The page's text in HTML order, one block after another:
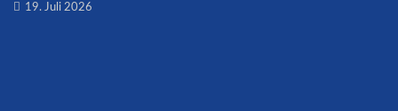
19. Juli 2026